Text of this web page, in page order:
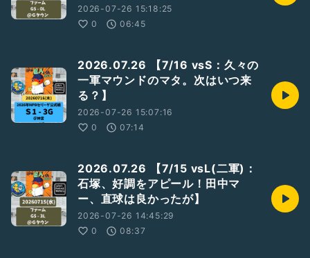
2026-07-26 15:18:25
0
06:45
2026.07.26 【7/16 vsS：久々の
一軍マウンドのマタ。次はいつ来
る？】
2026-07-26 15:07:16
0
07:14
2026.07.26 【7/15 vsL(二軍)：
石塚、好調をアピール！田中マ
ー、直球は良かったが】
2026-07-26 14:45:29
0
08:37